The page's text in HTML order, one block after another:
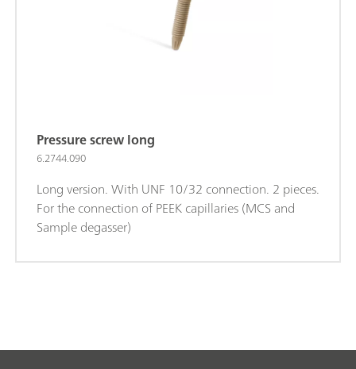
Pressure screw long
6.2744.090
Long version. With UNF 10/32 connection. 2 pieces.
For the connection of PEEK capillaries (MCS and
Sample degasser)